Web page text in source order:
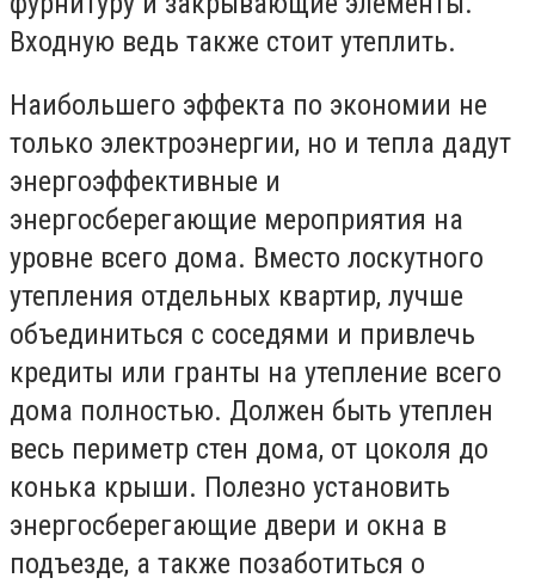
Входную ведь также стоит утеплить.
Наибольшего эффекта по экономии не
только электроэнергии, но и тепла дадут
энергоэффективные и
энергосберегающие мероприятия на
уровне всего дома. Вместо лоскутного
утепления отдельных квартир, лучше
объединиться с соседями и привлечь
кредиты или гранты на утепление всего
дома полностью. Должен быть утеплен
весь периметр стен дома, от цоколя до
конька крыши. Полезно установить
энергосберегающие двери и окна в
подъезде, а также позаботиться о